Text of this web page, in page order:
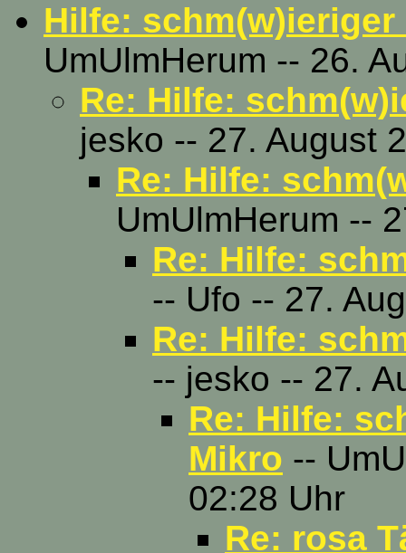
Hilfe:
UmUlmHerum -- 26.
Re: Hilfe:
jesko -- 27. August
Re: Hilfe:
UmUlmHerum --
Re: Hilfe:
-- Ufo -- 27.
Re: Hilfe:
-- jesko -- 27.
Re: Hilfe:
Mikro --
02:28 Uhr
Re: rosa